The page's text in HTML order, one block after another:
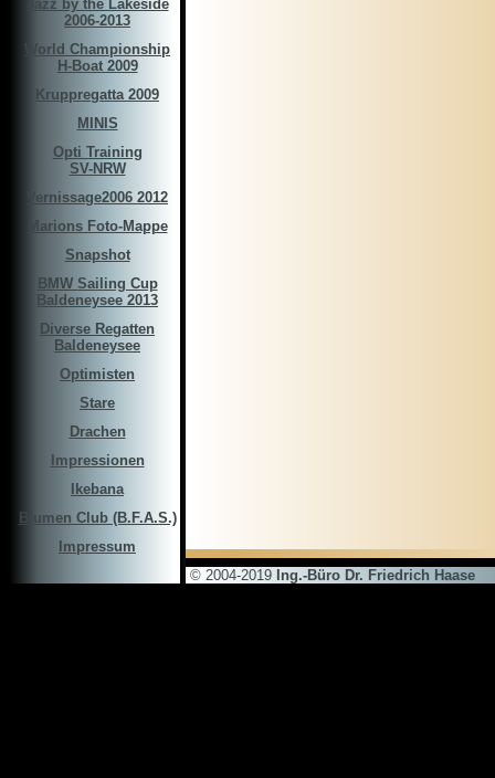
Jazz by the Lakeside
2006-2013
World Championship
H-Boat 2009
Kruppregatta 2009
MINIS
Opti Training
SV-NRW
Vernissage2006 2012
Marions Foto-Mappe
Snapshot
BMW Sailing Cup
Baldeneysee 2013
Diverse Regatten
Baldeneysee
Optimisten
Stare
Drachen
Impressionen
Ikebana
Blumen Club (B.F.A.S.)
Impressum
© 2004-2019 Ing.-Büro Dr. Friedrich Haase